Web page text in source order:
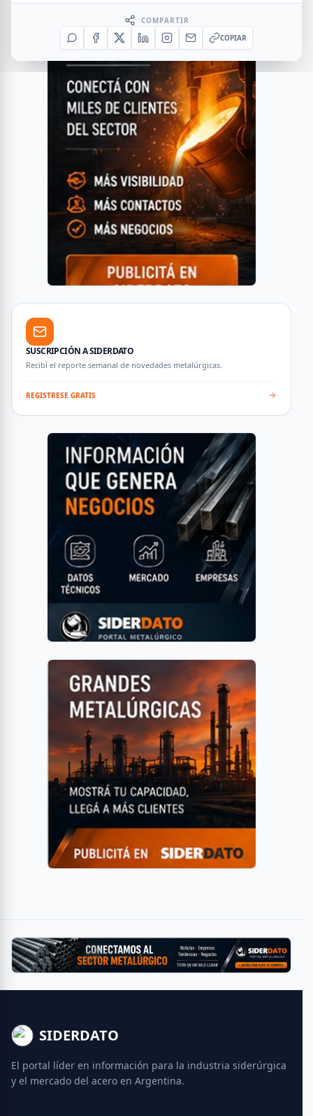
SUSCRIPCIÓN A SIDERDATO
Recibí el reporte semanal de novedades metalúrgicas.
REGISTRESE GRATIS
SIDERDATO
El portal líder en información para la industria siderúrgica
y el mercado del acero en Argentina.
COMPARTIR
COPIAR